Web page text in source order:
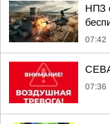
НПЗ
07:42
07:36